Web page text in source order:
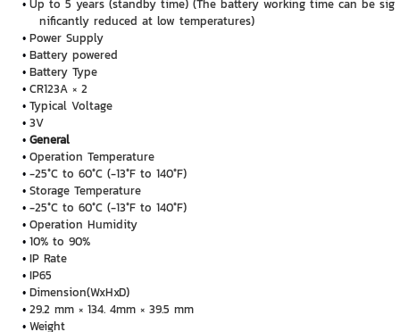
Up to 5 years (standby time) (The battery working time can be sig
nificantly reduced at low temperatures)
Power Supply
Battery powered
Battery Type
CR123A × 2
Typical Voltage
3V
General
Operation Temperature
-25°C to 60°C (-13°F to 140°F)
Storage Temperature
-25°C to 60°C (-13°F to 140°F)
Operation Humidity
10% to 90%
IP Rate
IP65
Dimension(WxHxD)
29.2 mm × 134. 4mm × 39.5 mm
Weight